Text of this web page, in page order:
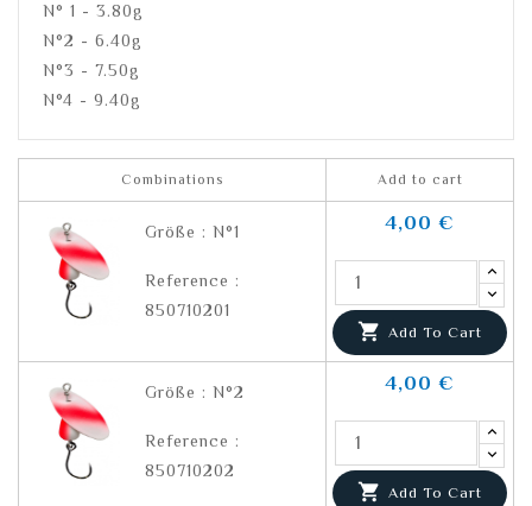
N° 1 - 3.80g
N°2 - 6.40g
N°3 - 7.50g
N°4 - 9.40g
Combinations Add to cart
Größe : N°1
Reference :
850710201
4,00 €
 Add To Cart
Größe : N°2
Reference :
850710202
4,00 €
 Add To Cart